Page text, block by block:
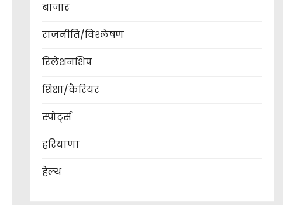
बाजार
राजनीति/विश्लेषण
रिलेशनशिप
शिक्षा/कैरियर
स्पोर्ट्स
हरियाणा
हेल्थ